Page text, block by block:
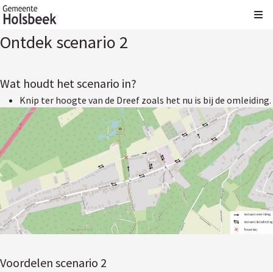
Ontdek scenario 2
Wat houdt het scenario in?
Knip ter hoogte van de Dreef zoals het nu is bij de omleiding.
Voordelen scenario 2